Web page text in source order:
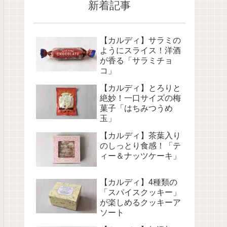
新着記事
【カルディ】サラミの
ようにスライス！洋酒
が香る「サラミチョ
コ」
【カルディ】とろりと
絶妙！一口サイズの梅
菓子「はちみつうめ
玉」
【カルディ】茶葉入り
のしっとり食感！「テ
ィー＆ナッツケーキ」
【カルディ】4種類の
「スパイスクッキー」
が楽しめるクッキーア
ソート